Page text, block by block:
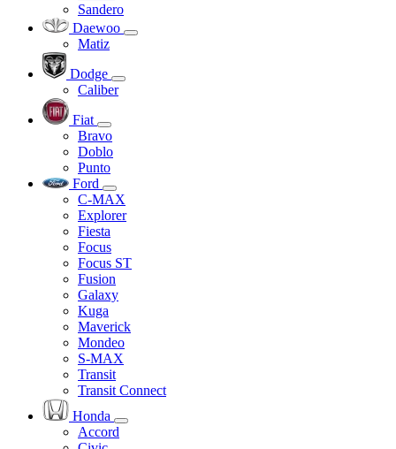
Sandero
Daewoo
Matiz
Dodge
Caliber
Fiat
Bravo
Doblo
Punto
Ford
C-MAX
Explorer
Fiesta
Focus
Focus ST
Fusion
Galaxy
Kuga
Maverick
Mondeo
S-MAX
Transit
Transit Connect
Honda
Accord